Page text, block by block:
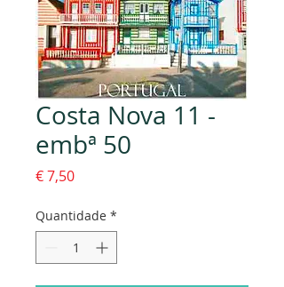
Costa Nova 11 -
embª 50
€ 7,50Preço
Quantidade *